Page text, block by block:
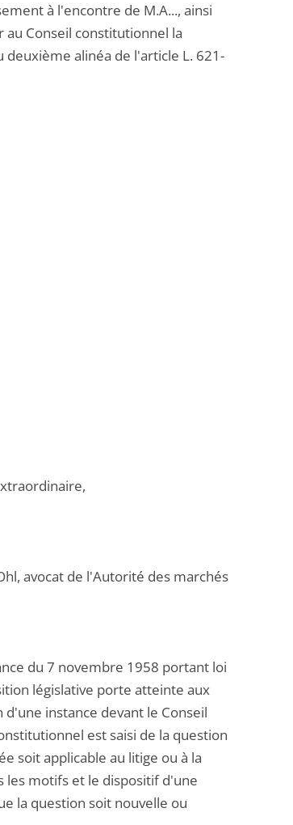
à l'encontre de M.A..., ainsi
Conseil constitutionnel la
alinéa de l'article L. 621-
avocat de l'Autorité des marchés
du 7 novembre 1958 portant loi
législative porte atteinte aux
instance devant le Conseil
est saisi de la question
soit applicable au litige ou à la
les motifs et le dispositif d'une
la question soit nouvelle ou